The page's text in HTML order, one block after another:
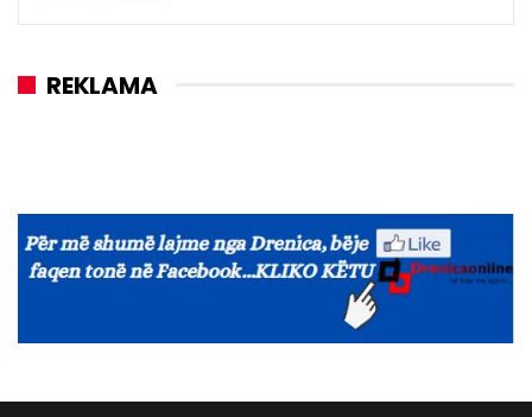
REKLAMA